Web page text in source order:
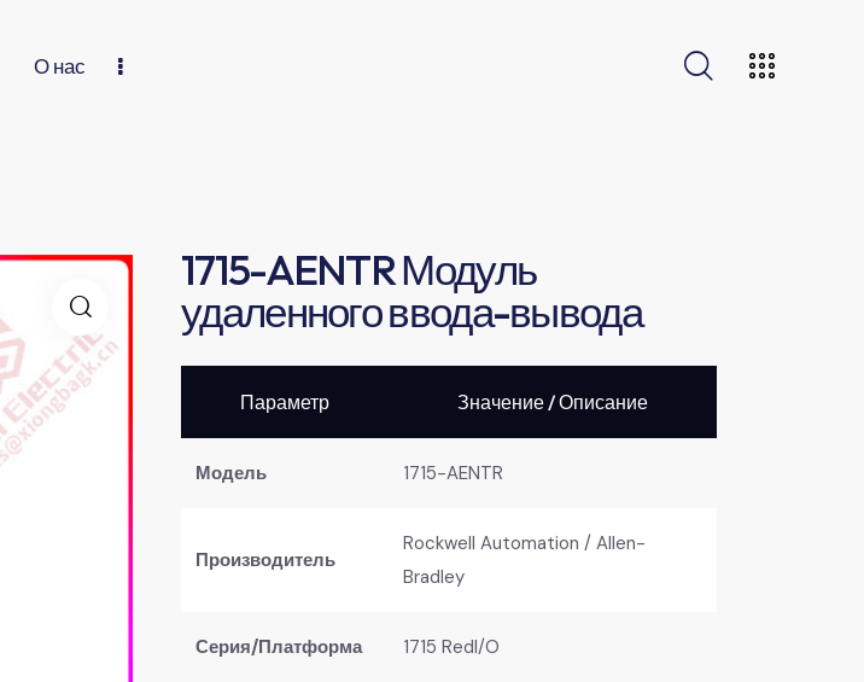
О нас
1715-AENTR Модуль
удаленного ввода-вывода
Параметр Значение / Описание
​Модель​ 1715-AENTR
​Производитель​
Rockwell Automation / Allen-
Bradley
​Серия/Платформа​ 1715 RedI/O